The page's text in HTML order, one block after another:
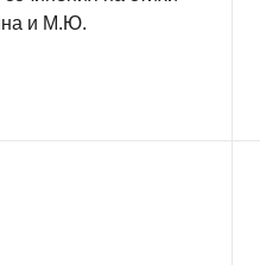
и М.Ю.